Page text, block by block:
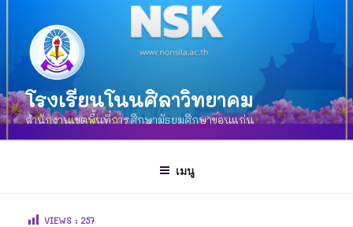
โรงเรียนโนนศิลาวิทยาคม
สำนักงานเขตพื้นที่การศึกษามัธยมศึกษาขอนแก่น
เมนู
VIEWS : 257